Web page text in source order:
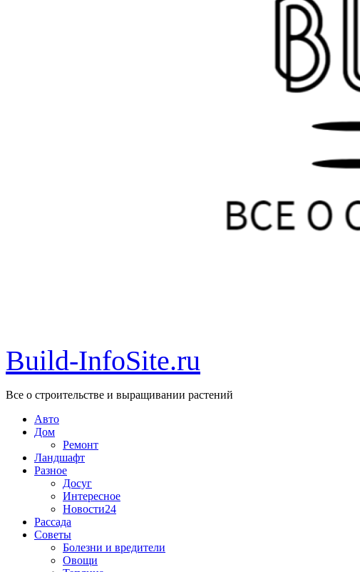
Build-InfoSite.ru
Все о строительстве и выращивании растений
Авто
Дом
Ремонт
Ландшафт
Разное
Досуг
Интересное
Новости24
Рассада
Советы
Болезни и вредители
Овощи